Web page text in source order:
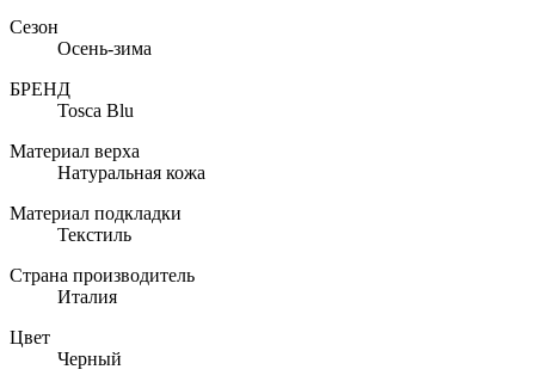
Сезон
Осень-зима
БРЕНД
Tosca Blu
Материал верха
Натуральная кожа
Материал подкладки
Текстиль
Страна производитель
Италия
Цвет
Черный